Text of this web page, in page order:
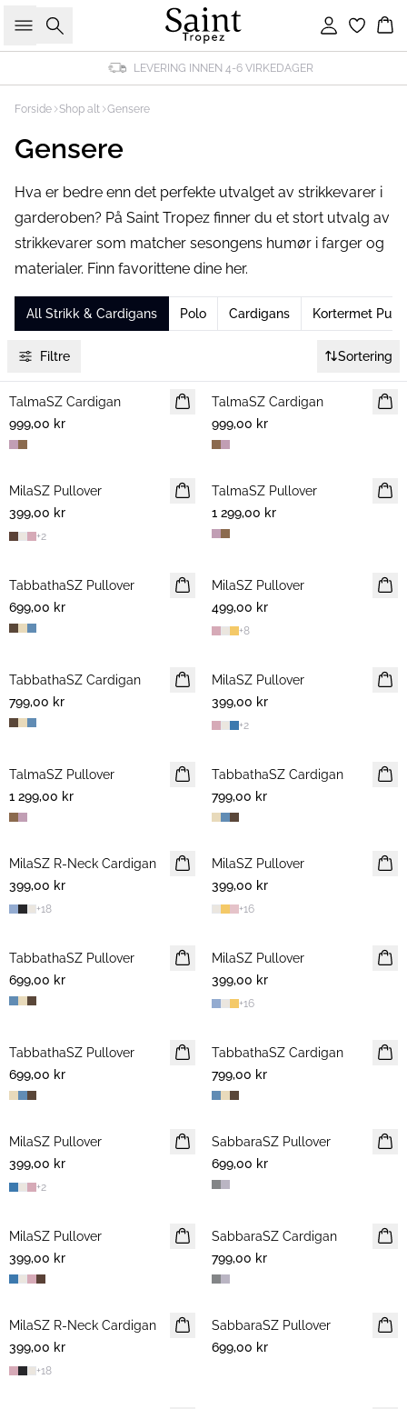
Søk Logg inn
LEVERING INNEN 4-6 VIRKEDAGER
Forside Shop alt Gensere
Gensere
Hva er bedre enn det perfekte utvalget av strikkevarer i
garderoben? På Saint Tropez finner du et stort utvalg av
strikkevarer som matcher sesongens humør i farger og
materialer. Finn favorittene dine her.
All Strikk & Cardigans Polo Cardigans Kortermet
Filtre Sortering
NYHET
TalmaSZ Cardigan
999,00 kr
NYHET
TalmaSZ Cardigan
999,00 kr
NYHET
2 FOR 700 NOK
MilaSZ Pullover
399,00 kr
+2
NYHET
TalmaSZ Pullover
1 299,00 kr
NYHET
TabbathaSZ Pullover
699,00 kr
NYHET
2 FOR 700 NOK
MilaSZ Pullover
499,00 kr
+8
NYHET
TabbathaSZ Cardigan
799,00 kr
NYHET
2 FOR 700 NOK
MilaSZ Pullover
399,00 kr
+2
NYHET
TalmaSZ Pullover
1 299,00 kr
NYHET
TabbathaSZ Cardigan
799,00 kr
NYHET
MilaSZ R-Neck Cardigan
399,00 kr
+18
2 FOR 700 NOK
MilaSZ Pullover
399,00 kr
+16
NYHET
TabbathaSZ Pullover
699,00 kr
NYHET
MilaSZ Pullover
399,00 kr
+16
NYHET
TabbathaSZ Pullover
699,00 kr
NYHET
TabbathaSZ Cardigan
799,00 kr
NYHET
2 FOR 700 NOK
MilaSZ Pullover
399,00 kr
+2
NYHET
SabbaraSZ Pullover
699,00 kr
NYHET
2 FOR 700 NOK
MilaSZ Pullover
399,00 kr
NYHET
SabbaraSZ Cardigan
799,00 kr
NYHET
2 FOR 700 NOK
MilaSZ R-Neck Cardigan
399,00 kr
+18
NYHET
SabbaraSZ Pullover
699,00 kr